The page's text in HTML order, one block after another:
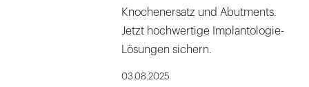
Knochenersatz und Abutments.
Jetzt hochwertige Implantologie-
Lösungen sichern.
03.08.2025